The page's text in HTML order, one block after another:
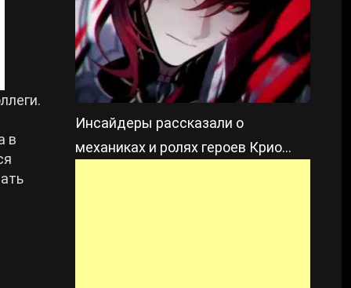
в
Инсайдеры рассказали о
механиках и ролях героев Крио